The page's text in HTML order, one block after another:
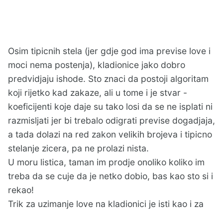
I to Deepseek, kome dobrano dosta verujem
jbt
Osim tipicnih stela (jer gdje god ima previse love i
moci nema postenja), kladionice jako dobro
predvidjaju ishode. Sto znaci da postoji algoritam
koji rijetko kad zakaze, ali u tome i je stvar -
koeficijenti koje daje su tako losi da se ne isplati ni
razmisljati jer bi trebalo odigrati previse dogadjaja,
a tada dolazi na red zakon velikih brojeva i tipicno
stelanje zicera, pa ne prolazi nista.
U moru listica, taman im prodje onoliko koliko im
treba da se cuje da je netko dobio, bas kao sto si i
rekao!
Trik za uzimanje love na kladionici je isti kao i za